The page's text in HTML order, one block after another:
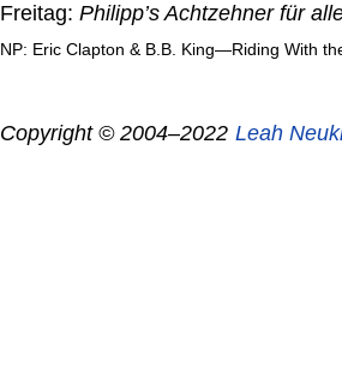
Freitag:Philipp’s Achtzehner für
NP: Eric Clapton & B.B. King—Riding With
Copyright © 2004–2022 Leah